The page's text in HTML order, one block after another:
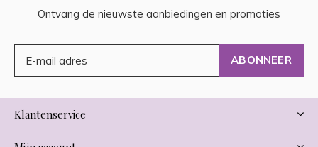
Ontvang de nieuwste aanbiedingen en promoties
ABONNEER
Klantenservice